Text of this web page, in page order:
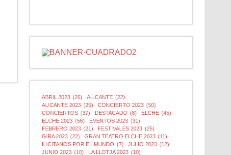
ABRIL 2023 (26) ALICANTE (22)
ALICANTE 2023 (25) CONCIERTO 2023 (50)
CONCIERTOS (37) DESTACADO (8) ELCHE (45)
ELCHE 2023 (56) EVENTOS 2023 (31)
FEBRERO 2023 (21) FESTIVALES 2023 (25)
GIRA 2023 (22) GRAN TEATRO ELCHE 2023 (11)
ILICITANOS POR EL MUNDO (7) JULIO 2023 (12)
JUNIO 2023 (10) LA LLOTJA 2023 (10)